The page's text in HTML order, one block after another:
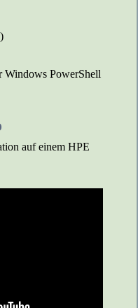
Windows PowerShell
auf einem HPE